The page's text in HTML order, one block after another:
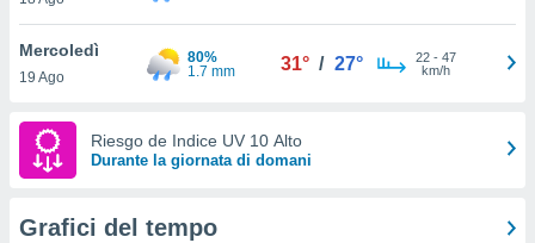
utilizzati
o
Mercoledì
19 Ago
80%
1.7 mm
31° / 27° 22- 47
km/h
Riesgo de Indice UV 10 Alto
Durante la giornata di domani
Grafici del tempo